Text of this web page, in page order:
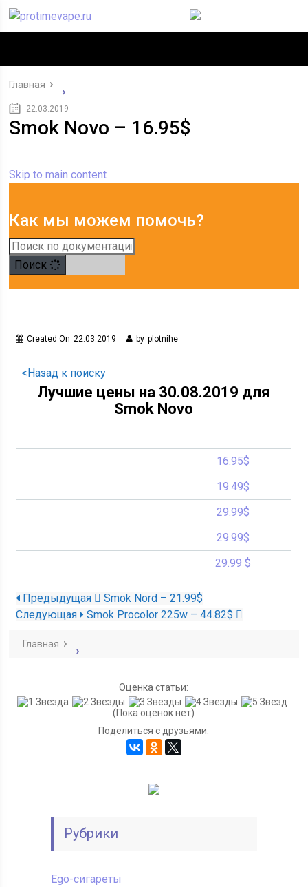
Главная
22.03.2019
Smok Novo – 16.95$
Skip to main content
Как мы можем помочь?
Поиск
Created On 22.03.2019 by plotnihe
<Назад к поиску
Лучшие цены на 30.08.2019 для
Smok Novo
16.95$
19.49$
29.99$
29.99$
29.99 $
Предыдущая
Smok Nord – 21.99$
Следующая Smok Procolor 225w – 44.82$
Главная
Оценка статьи:
(Пока оценок нет)
Поделиться с друзьями:
Рубрики
Ego-сигареты